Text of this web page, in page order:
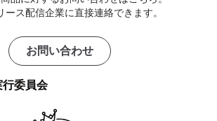
ース配信企業に直接連絡できます。
お問い合わせ
行委員会